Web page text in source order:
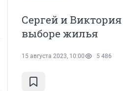
Сергей и
выборе жилья
15 августа 2023, 10:00 5 486